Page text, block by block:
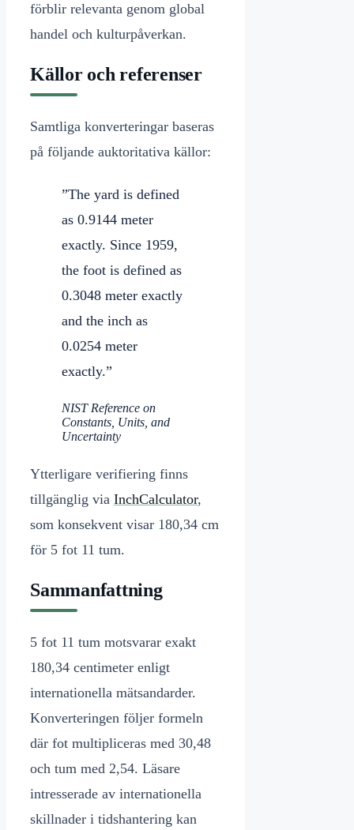
förblir relevanta genom global
handel och kulturpåverkan.
Källor och referenser
Samtliga konverteringar baseras
på följande auktoritativa källor:
”The yard is defined
as 0.9144 meter
exactly. Since 1959,
the foot is defined as
0.3048 meter exactly
and the inch as
0.0254 meter
exactly.”
NIST Reference on
Constants, Units, and
Uncertainty
Ytterligare verifiering finns
tillgänglig via InchCalculator,
som konsekvent visar 180,34 cm
för 5 fot 11 tum.
Sammanfattning
5 fot 11 tum motsvarar exakt
180,34 centimeter enligt
internationella mätsandarder.
Konverteringen följer formeln
där fot multipliceras med 30,48
och tum med 2,54. Läsare
intresserade av internationella
skillnader i tidshantering kan